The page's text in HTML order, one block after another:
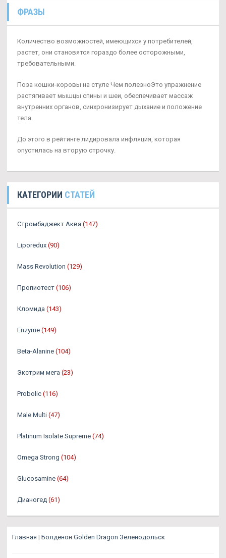
ФРАЗЫ
Количество возможностей, имеющихся у потребителей,
растет, они становятся гораздо более осторожными,
требовательными.
Поза кошки-коровы на стуле Чем полезноЭто упражнение
растягивает мышцы спины и шеи, обеспечивает массаж
внутренних органов, синхронизирует дыхание и положение
тела.
До этого в рейтинге лидировала инфляция, которая
опустилась на вторую строчку.
КАТЕГОРИИ СТАТЕЙ
Стромбаджект Аква (147)
Liporedux (90)
Mass Revolution (129)
Пропиотест (106)
Кломида (143)
Enzyme (149)
Beta-Alanine (104)
Экстрим мега (23)
Probolic (116)
Male Multi (47)
Platinum Isolate Supreme (74)
Omega Strong (104)
Glucosamine (64)
Дианогед (61)
Главная | Болденон Golden Dragon Зеленодольск